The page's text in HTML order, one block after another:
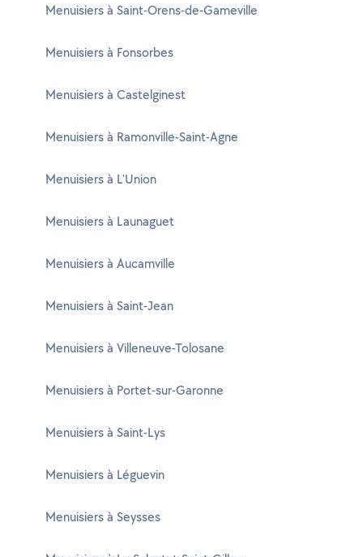
Menuisiers à Saint-Orens-de-Gameville
Menuisiers à Fonsorbes
Menuisiers à Castelginest
Menuisiers à Ramonville-Saint-Agne
Menuisiers à L'Union
Menuisiers à Launaguet
Menuisiers à Aucamville
Menuisiers à Saint-Jean
Menuisiers à Villeneuve-Tolosane
Menuisiers à Portet-sur-Garonne
Menuisiers à Saint-Lys
Menuisiers à Léguevin
Menuisiers à Seysses